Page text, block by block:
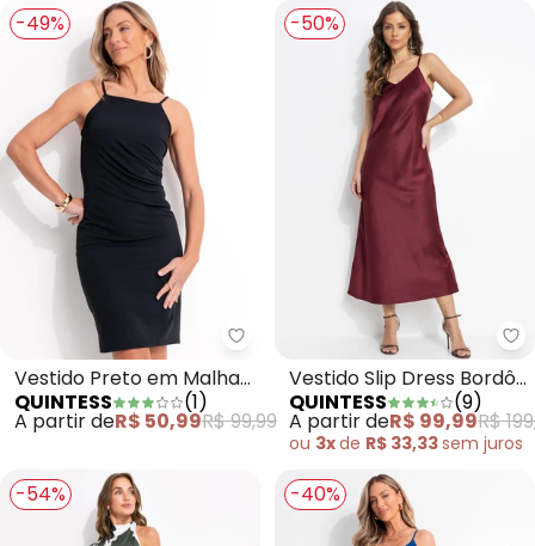
-49%
Quintess - Vestido Preto em
Vestido Preto em Malha
Crepe
QUINTESS (1)
A partir deR$ 50,99R$ 99,99
-50%
Vestido Slip Dress Bordô
em Crepe Plano
QUINTESS (9)
A partir deR$ 99,99R$
ou 3xde R$ 33,33sem juros
-54% -40%